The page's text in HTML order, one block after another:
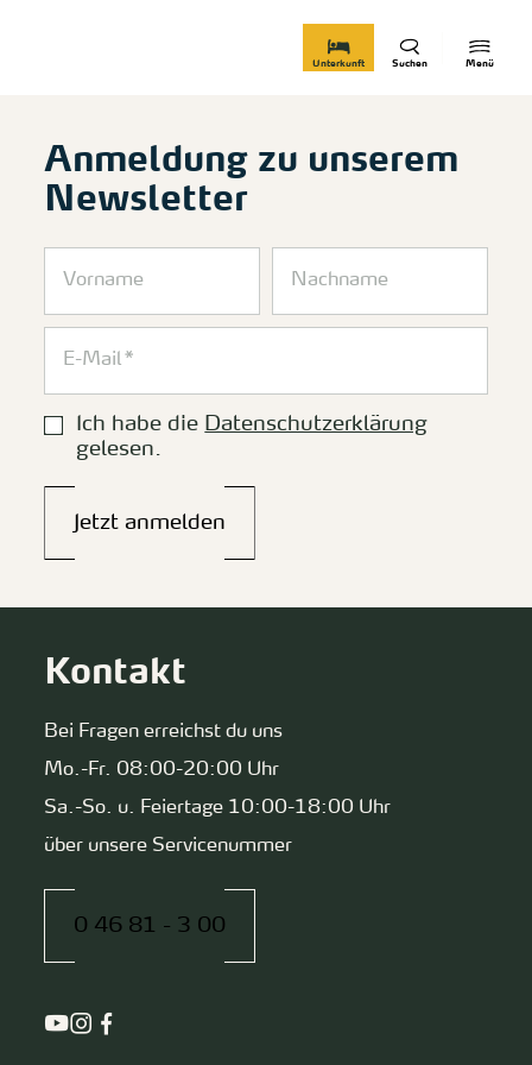
Menü
Suchen
Unterkunft
Anmeldung zu unserem
Newsletter
Ich habe die Datenschutzerklärung
gelesen.
Jetzt anmelden
Kontakt
Bei Fragen erreichst du uns
Mo.-Fr. 08:00-20:00 Uhr
Sa.-So. u. Feiertage 10:00-18:00 Uhr
über unsere Servicenummer
0 46 81 - 3 00